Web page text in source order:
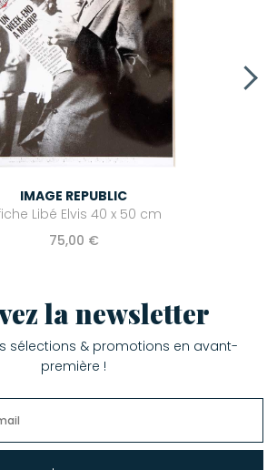
IMAGE REPUBLIC
Libé Elvis 40 x 50 cm
75,00 €
la newsletter
sélections & promotions en avant-
première !